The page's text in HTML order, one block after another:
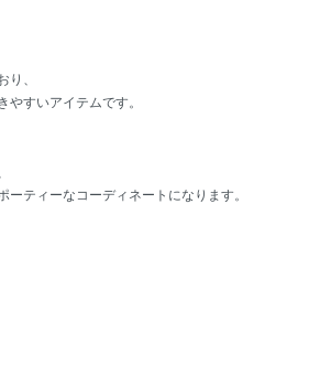
り、
やすいアイテムです。
ーティーなコーディネートになります。